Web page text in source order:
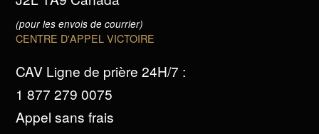
(pour les envois de courrier)
CENTRE D'APPEL VICTOIRE
CAV Ligne de prière 24H/7 :
1 877 279 0075
Appel sans frais